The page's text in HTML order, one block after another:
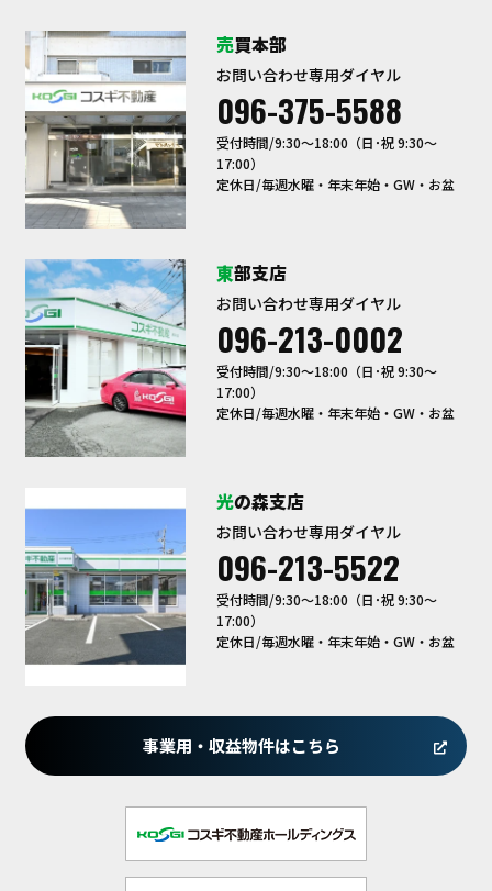
売買本部
お問い合わせ専用ダイヤル
096-375-5588
受付時間/9:30〜18:00（日･祝 9:30～
17:00）
定休日/毎週水曜・年末年始・GW・お盆
東部支店
お問い合わせ専用ダイヤル
096-213-0002
受付時間/9:30〜18:00（日･祝 9:30～
17:00）
定休日/毎週水曜・年末年始・GW・お盆
光の森支店
お問い合わせ専用ダイヤル
096-213-5522
受付時間/9:30〜18:00（日･祝 9:30～
17:00）
定休日/毎週水曜・年末年始・GW・お盆
事業用・収益物件はこちら